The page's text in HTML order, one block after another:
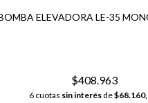
ELEVADORA LE-35
$408.963
6 cuotas sin interés de